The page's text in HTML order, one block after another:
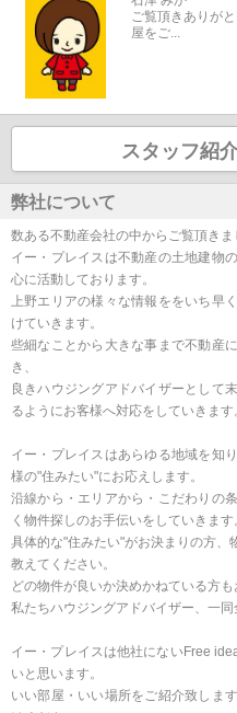
ご覧頂きありが
屋をご...
スタッフ紹
弊社について
数ある不動産会社の中からご覧頂きま
イー・プレイスは不動産の土地建物
心に活動しております。
上野エリアの様々な情報ををいち早
けていきます。
些細なことから大きな事まで不動産
き、
良きハウジングアドバイザーとして
るようにお客様へ対応をしていきます
イー・プレイスはあらゆる地域を知
様の"住みたい"にお応えします。
沿線から・エリアから・こだわりの
く物件探しのお手伝いをしていきます
具体的な"住みたい"がお決まりの方、
教えてください。
どの物件が良いか決めかねている方も
私たちハウジングアドバイザー、一同
イー・プレイスは他社にないFree
いと思います。
いい部屋・いい場所をご紹介致しま